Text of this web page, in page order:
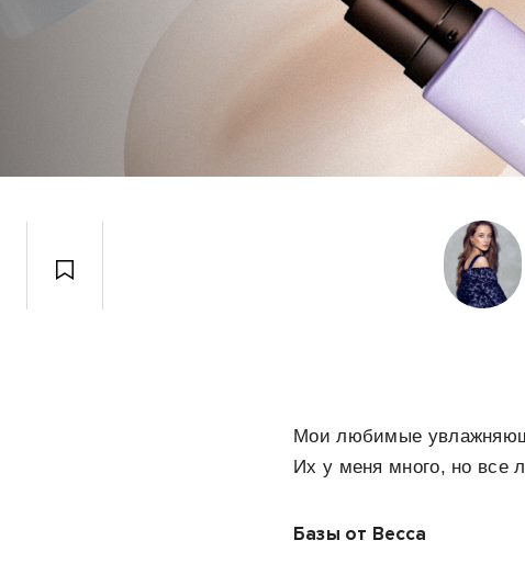
Мои любимые
Их у меня много, но все
Базы от Весса